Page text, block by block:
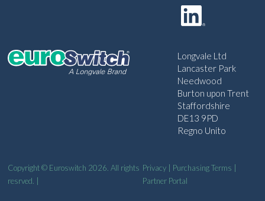
Longvale Ltd
Lancaster Park
Needwood
Burton upon Trent
Staffordshire
DE13 9PD
Regno Unito
Copyright © Euroswitch 2026. All rights
resrved. |
Privacy| Purchasing Terms
Partner Portal